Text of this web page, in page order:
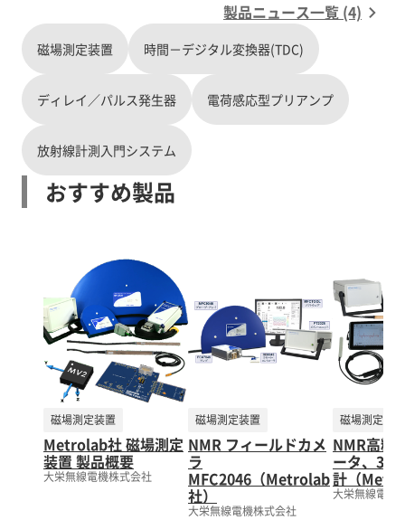
与える高放射線環境にも対応できます。 ・1526プ
ローブは、狭いギャップに収まるリモート・アク
ティブ測定ヘッドを持つため、NMR信号を局所的
に処理することで S/N比が向上し、ケーブルを長く
伸ばすことができます。
とシミング（磁場の不均一性補正）を繰り返す必
要があり、測定の正確さと所要時間短縮が非常に
重要です。 NFC2046磁気フィールドカメラは、
1990年代にMRI磁石の磁場マッピングに革命をも
たらした MFC3045磁気フィールドカメラに改良を
加えた後継機種です。 従来のMFC3045は、磁場の
マッピングの所要時間を数時間から数分に短縮
し、位置決め誤差は1mm以下、ヒューマンエラー
やドリフト誤差を無視できるレベルに抑えた画期
的な製品でした。 このMFC2046は、従来の
上限を、7Tから30Tに拡大 ・マッピングできるボ
ア径の最小値を、220mmから40mmに縮小 ・プロ
ーブ・アレイに搭載できるNMRプローブ数を、32
から255に拡大
製品ニュース一覧 (4)
磁場測定装置 時間－デジタル変換器(TDC)
ディレイ／パルス発生器 電荷感応型プリアンプ
放射線計測入門システム
おすすめ製品
磁場測定装置
Metrolab社 磁場測定
装置 製品概要
大栄無線電機株式会社
磁場測定装置
NMR フィールドカメ
ラ
MFC2046（Metrolab
社）
大栄無線電機株式会社
磁場測定装置
NMR高精
ータ、3軸
計（
大栄無線電機